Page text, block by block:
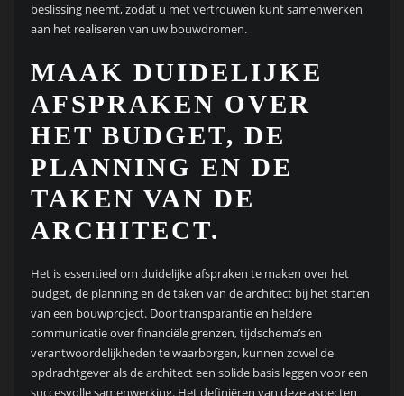
beslissing neemt, zodat u met vertrouwen kunt samenwerken
aan het realiseren van uw bouwdromen.
MAAK DUIDELIJKE
AFSPRAKEN OVER
HET BUDGET, DE
PLANNING EN DE
TAKEN VAN DE
ARCHITECT.
Het is essentieel om duidelijke afspraken te maken over het
budget, de planning en de taken van de architect bij het starten
van een bouwproject. Door transparantie en heldere
communicatie over financiële grenzen, tijdschema’s en
verantwoordelijkheden te waarborgen, kunnen zowel de
opdrachtgever als de architect een solide basis leggen voor een
succesvolle samenwerking. Het definiëren van deze aspecten